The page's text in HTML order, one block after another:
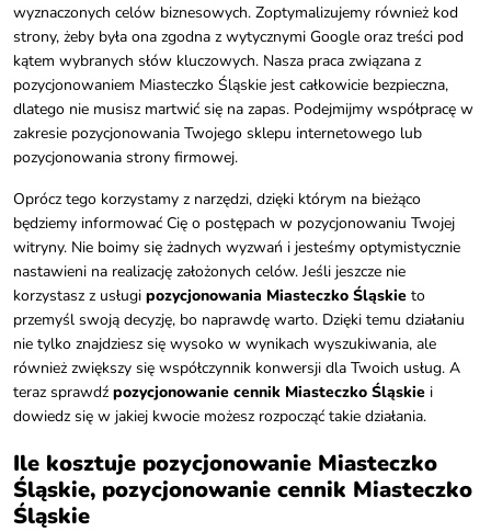
wyznaczonych celów biznesowych. Zoptymalizujemy również kod
strony, żeby była ona zgodna z wytycznymi Google oraz treści pod
kątem wybranych słów kluczowych. Nasza praca związana z
pozycjonowaniem Miasteczko Śląskie jest całkowicie bezpieczna,
dlatego nie musisz martwić się na zapas. Podejmijmy współpracę w
zakresie pozycjonowania Twojego sklepu internetowego lub
pozycjonowania strony firmowej.
Oprócz tego korzystamy z narzędzi, dzięki którym na bieżąco
będziemy informować Cię o postępach w pozycjonowaniu Twojej
witryny. Nie boimy się żadnych wyzwań i jesteśmy optymistycznie
nastawieni na realizację założonych celów. Jeśli jeszcze nie
korzystasz z usługi pozycjonowania Miasteczko Śląskie to
przemyśl swoją decyzję, bo naprawdę warto. Dzięki temu działaniu
nie tylko znajdziesz się wysoko w wynikach wyszukiwania, ale
również zwiększy się współczynnik konwersji dla Twoich usług. A
teraz sprawdź pozycjonowanie cennik Miasteczko Śląskie i
dowiedz się w jakiej kwocie możesz rozpocząć takie działania.
Ile kosztuje pozycjonowanie Miasteczko
Śląskie, pozycjonowanie cennik Miasteczko
Śląskie